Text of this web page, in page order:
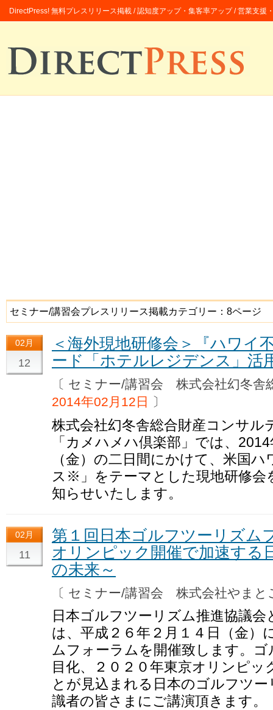
DirectPress! 無料プレスリリース掲載 / 認知度アップ・集客率アップ / 営業支援
セミナー/講習会プレスリリース掲載カテゴリー：8ページ
02月
12
＜海外現地研修会＞『ハワイ
ード「ホテルレジデンス」活
〔 セミナー/講習会 株式会社幻冬
2014年02月12日
〕
株式会社幻冬舎総合財産コンサル
「カメハメハ倶楽部」では、
（金）の二日間にかけて、米国
ス※」をテーマとした現地研修会
知らせいたします。
02月
11
第１回日本ゴルフツーリズム
オリンピック開催で加速する
の未来～
〔 セミナー/講習会 株式会社やま
日本ゴルフツーリズム推進協議
は、平成２６年２月１４日（金）
ムフォーラムを開催致します。
目化、２０２０年東京オリンピ
とが見込まれる日本のゴルフツ
識者の皆さまにご講演頂きます。